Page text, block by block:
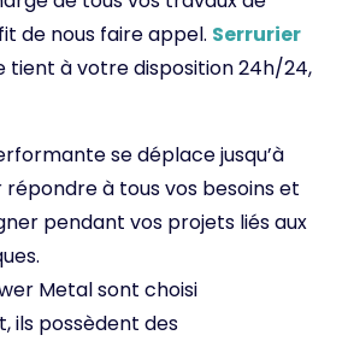
de nous faire appel. Serrurier
tient à votre disposition 24h/24,
se déplace jusqu’à
à tous vos besoins et
pendant vos projets liés aux
Metal sont choisi
ils possèdent des